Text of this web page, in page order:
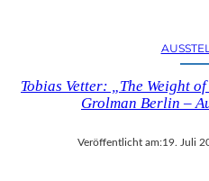
Tobias Vetter: „The Weight
Grolman Berlin –
Veröffentlicht am:19. Juli